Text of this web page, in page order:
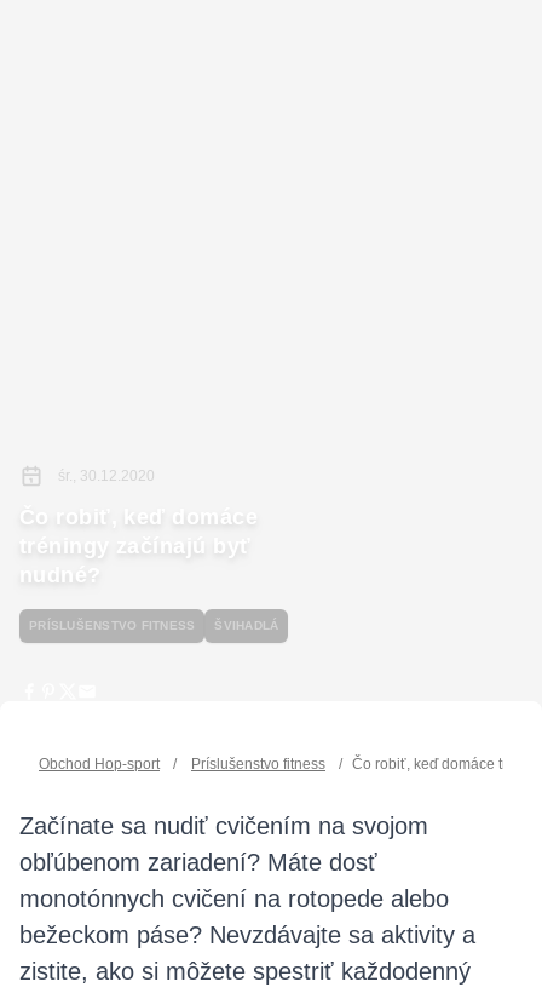
śr., 30.12.2020
Čo robiť, keď domáce
tréningy začínajú byť
nudné?
PRÍSLUŠENSTVO FITNESS ŠVIHADLÁ
Obchod Hop-sport / Príslušenstvo fitness / Čo robiť, keď domáce
Začínate sa nudiť cvičením na svojom
obľúbenom zariadení? Máte dosť
monotónnych cvičení na rotopede alebo
bežeckom páse? Nevzdávajte sa aktivity a
zistite, ako si môžete spestriť každodenný